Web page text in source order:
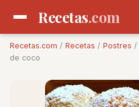
Recetas.com
Recetas.com / Recetas / Postres /
de coco